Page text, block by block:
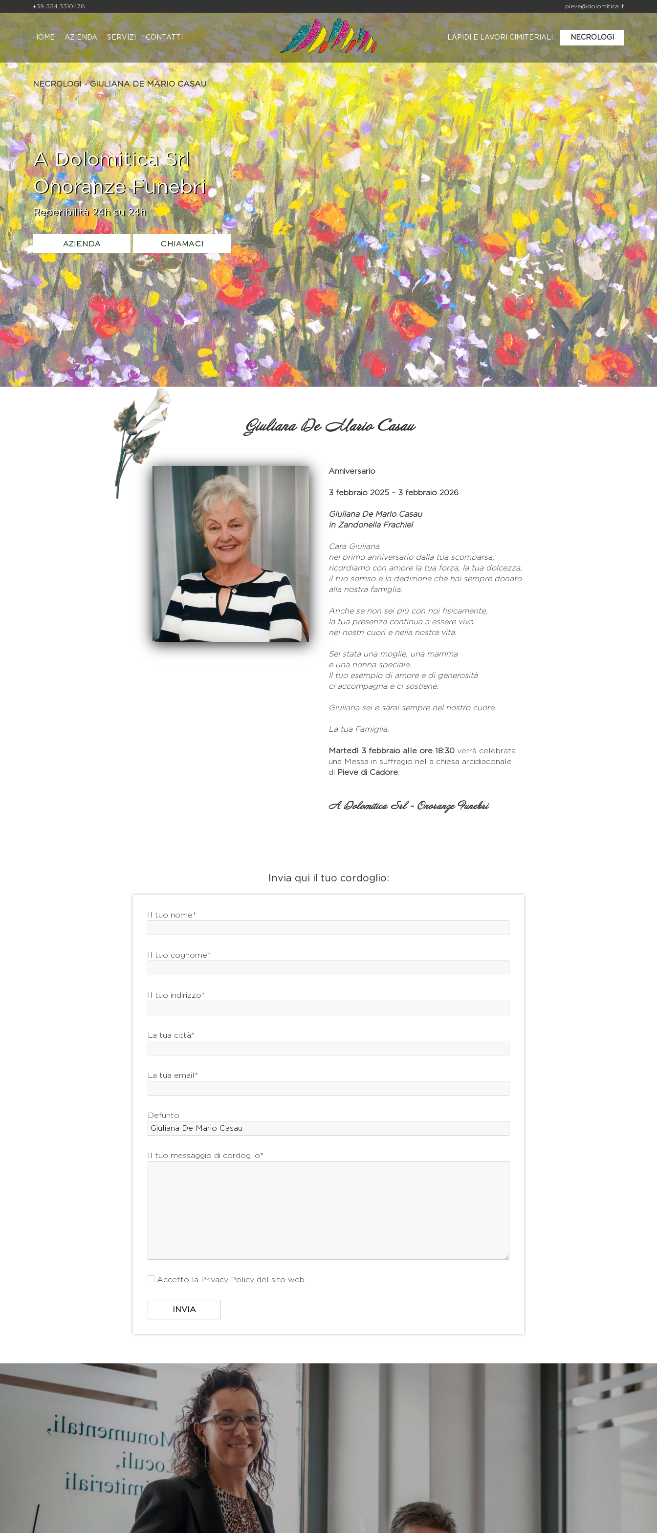
+39 334.3310478 pieve@dolomitica.it
HOME AZIENDA SERVIZI CONTATTI LAPIDI E LAVORI CIMITERIALI NECROLOGI
A Dolomitica Srl
Onoranze Funebri
Reperibilità 24h su 24h
AZIENDA CHIAMACI
NECROLOGI - GIULIANA DE MARIO CASAU
Giuliana De Mario Casau
Anniversario
3 febbraio 2025 – 3 febbraio 2026
Giuliana De Mario Casau
in Zandonella Frachiel
Cara Giuliana
nel primo anniversario dalla tua scomparsa,
ricordiamo con amore la tua forza, la tua dolcezza,
il tuo sorriso e la dedizione che hai sempre donato
alla nostra famiglia.
Anche se non sei più con noi fisicamente,
la tua presenza continua a essere viva
nei nostri cuori e nella nostra vita.
Sei stata una moglie, una mamma
e una nonna speciale.
Il tuo esempio di amore e di generosità
ci accompagna e ci sostiene.
Giuliana sei e sarai sempre nel nostro cuore.
La tua Famiglia.
Martedì 3 febbraio alle ore 18:30 verrà celebrata
una Messa in suffragio nella chiesa arcidiaconale
di Pieve di Cadore.
A Dolomitica Srl - Onoranze Funebri
Invia qui il tuo cordoglio:
Il tuo nome*
Il tuo cognome*
Il tuo indirizzo*
La tua città*
La tua email*
Defunto
Il tuo messaggio di cordoglio*
Accetto la Privacy Policy del sito web.